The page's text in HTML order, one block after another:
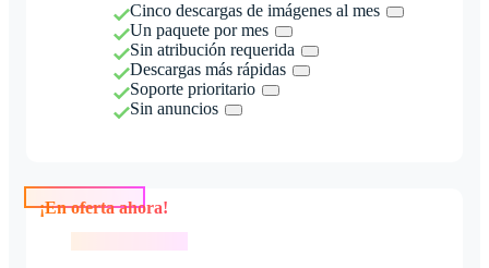
Cinco descargas de imágenes al mes
Un paquete por mes
Sin atribución requerida
Descargas más rápidas
Soporte prioritario
Sin anuncios